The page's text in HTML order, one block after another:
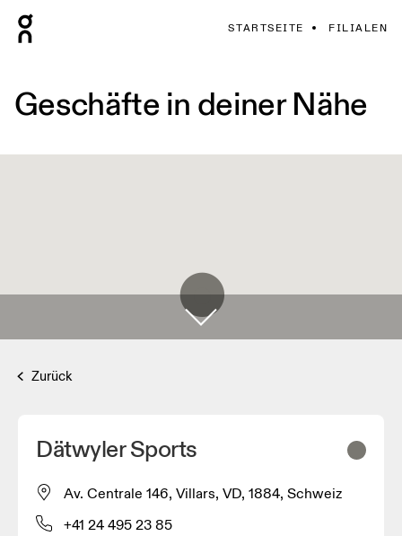
STARTSEITE FILIALEN
Geschäfte in deiner Nähe
Zurück
Dätwyler Sports
Av. Centrale 146, Villars, VD, 1884, Schweiz
+41 24 495 23 85